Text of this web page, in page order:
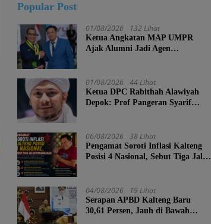
Popular Post
01/08/2026 132 Lihat
Ketua Angkatan MAP UMPR
Ajak Alumni Jadi Agen
01/08/2026 44 Lihat
Ketua DPC Rabithah Alawiyah
Depok: Prof Pangeran Syarif
Menjadi Calon Ketua Umum
Rabitah Alawiyah
06/08/2026 38 Lihat
Pengamat Soroti Inflasi Kalteng
Posisi 4 Nasional, Sebut Tiga Jalur
04/08/2026 19 Lihat
Serapan APBD Kalteng Baru
30,61 Persen, Jauh di Bawah